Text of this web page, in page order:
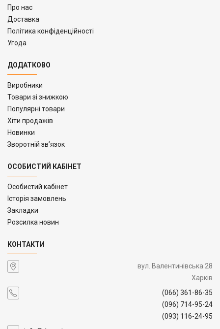
Про нас
Доставка
Політика конфіденційності
Угода
ДОДАТКОВО
Виробники
Товари зі знижкою
Популярні товари
Хіти продажів
Новинки
Зворотній зв’язок
ОСОБИСТИЙ КАБІНЕТ
Особистий кабінет
Історія замовлень
Закладки
Розсилка новин
КОНТАКТИ
вул. Валентинівська 28
Харків
(066) 361-86-35
(096) 714-95-24
(093) 116-24-95